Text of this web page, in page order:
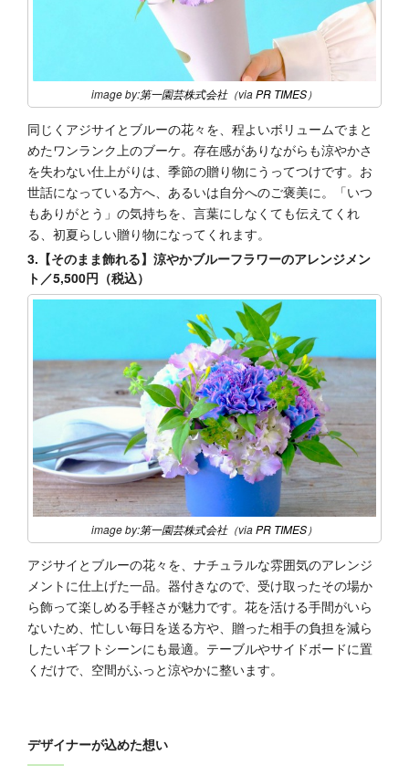
image by:第一園芸株式会社（viaPR TIMES）
同じくアジサイとブルーの花々を、程よいボリュームでまと
めたワンランク上のブーケ。存在感がありながらも涼やかさ
を失わない仕上がりは、季節の贈り物にうってつけです。お
世話になっている方へ、あるいは自分へのご褒美に。「いつ
もありがとう」の気持ちを、言葉にしなくても伝えてくれ
る、初夏らしい贈り物になってくれます。
3.【そのまま飾れる】涼やかブルーフラワーのアレンジメン
ト／5,500円（税込）
image by:第一園芸株式会社（viaPR TIMES）
アジサイとブルーの花々を、ナチュラルな雰囲気のアレンジ
メントに仕上げた一品。器付きなので、受け取ったその場か
ら飾って楽しめる手軽さが魅力です。花を活ける手間がいら
ないため、忙しい毎日を送る方や、贈った相手の負担を減ら
したいギフトシーンにも最適。テーブルやサイドボードに置
くだけで、空間がふっと涼やかに整います。
デザイナーが込めた想い